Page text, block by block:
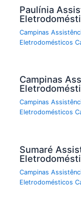
Paulínia
Campinas
Eletrodomésticos
Campinas
Campinas
Eletrodomésticos
Sumaré
Campinas
Eletrodomésticos